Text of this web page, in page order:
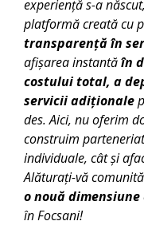
experiență s-a
platformă creată cu
transparență în
afișarea instantăîn
costului total, a
servicii adiționale
des. Aici, nu oferim
construim
individuale, cât și
Alăturați-vă
o nouă
înFocsani!